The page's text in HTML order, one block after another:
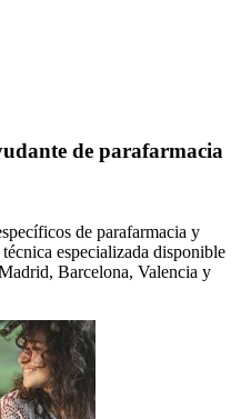
de parafarmacia
de parafarmacia y
especializada disponible
Barcelona, Valencia y